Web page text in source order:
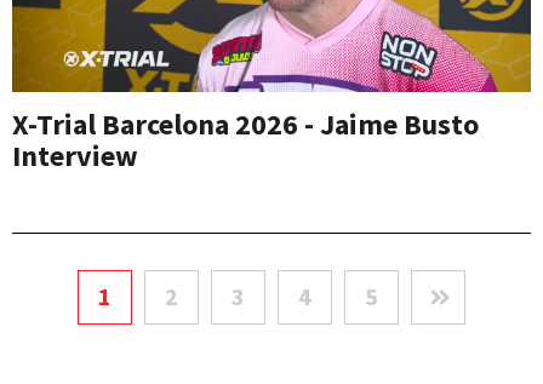
X-Trial Barcelona 2026 - Jaime Busto
Interview
1 2 3 4 5